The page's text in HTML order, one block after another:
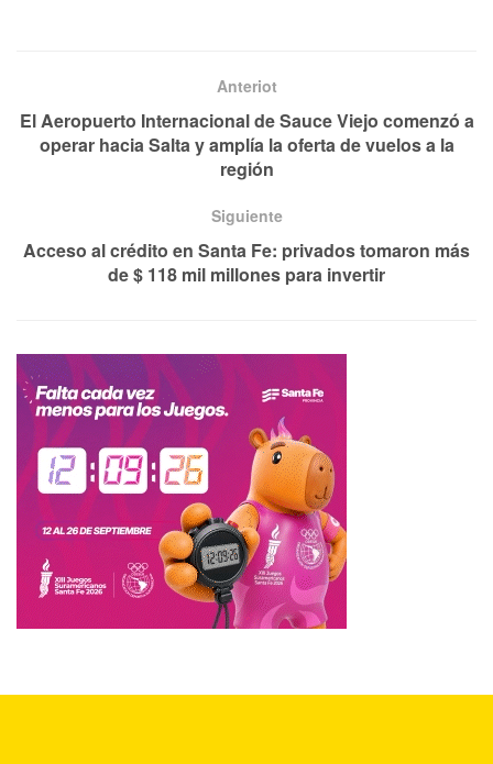
Anteriot
El Aeropuerto Internacional de Sauce Viejo comenzó a
operar hacia Salta y amplía la oferta de vuelos a la
región
Siguiente
Acceso al crédito en Santa Fe: privados tomaron más
de $ 118 mil millones para invertir